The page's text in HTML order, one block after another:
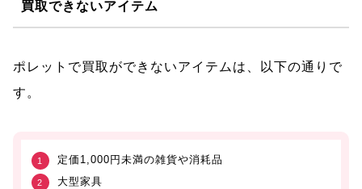
買取できないアイテム
ポレットで買取ができないアイテムは、以下の通りで
す。
定価1,000円未満の雑貨や消耗品
大型家具